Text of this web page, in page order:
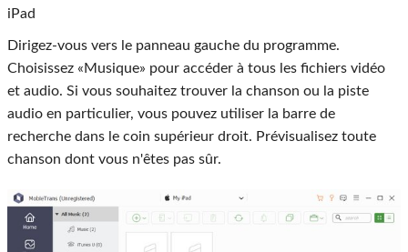
iPad
Dirigez-vous vers le panneau gauche du programme.
Choisissez «Musique» pour accéder à tous les fichiers vidéo
et audio. Si vous souhaitez trouver la chanson ou la piste
audio en particulier, vous pouvez utiliser la barre de
recherche dans le coin supérieur droit. Prévisualisez toute
chanson dont vous n'êtes pas sûr.